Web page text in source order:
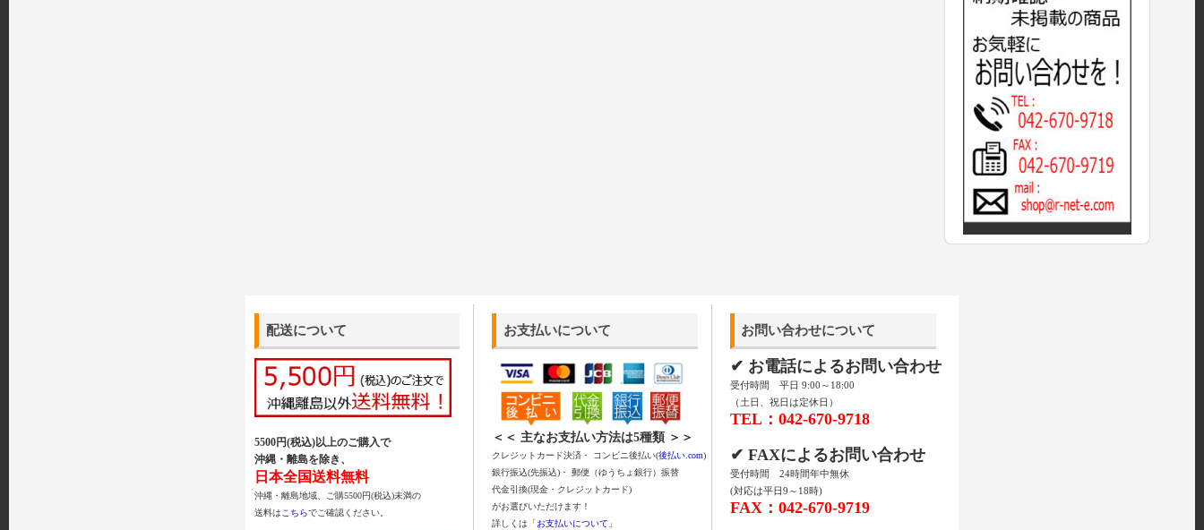
配送について
5500円(税込)以上のご購入で
沖縄・離島を除き、
日本全国送料無料
沖縄・離島地域、ご購5500円(税込)未満の
送料は こちらでご確認ください。
お支払いについて
＜＜ 主なお支払い方法は5種類 ＞＞
クレジットカード決済・ コンビニ後払い(後払い.com)
銀行振込(先振込)・ 郵便（ゆうちょ銀行）振替
代金引換(現金・クレジットカード)
がお選びいただけます！
詳しくは「お支払いについて 」
お問い合わせについて
✔ お電話によるお問い合わせ
受付時間 平日 9:00～18:00
（土日、祝日は定休日）
TEL：042-670-9718
✔ FAXによるお問い合わせ
受付時間 24時間年中無休
(対応は平日9～18時)
FAX：042-670-9719